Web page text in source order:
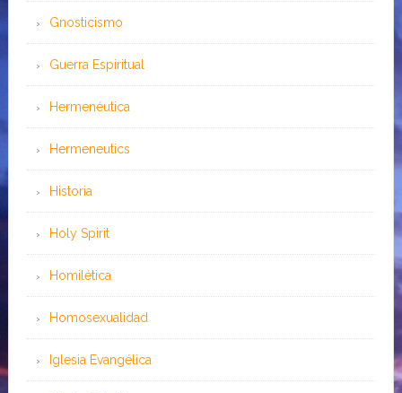
Gnosticismo
Guerra Espiritual
Hermenéutica
Hermeneutics
Historia
Holy Spirit
Homilética
Homosexualidad
Iglesia Evangélica